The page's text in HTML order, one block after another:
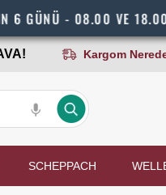
- 08.00 VE 18.00
Kargom
SCHEPPACH